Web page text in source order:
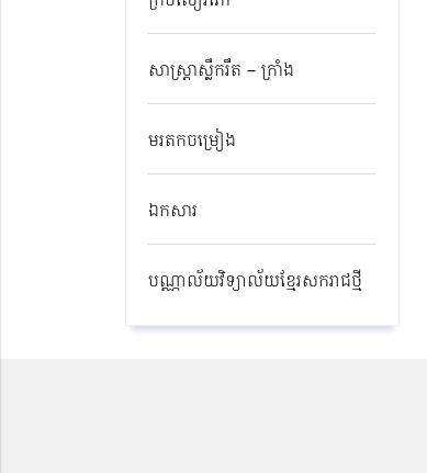
សាស្ត្រាស្លឹករឹត – ក្រាំង
មរតកចម្រៀង
ឯកសារ
បណ្ណាល័យវិទ្យាល័យខ្មែរសករាជថ្មី​